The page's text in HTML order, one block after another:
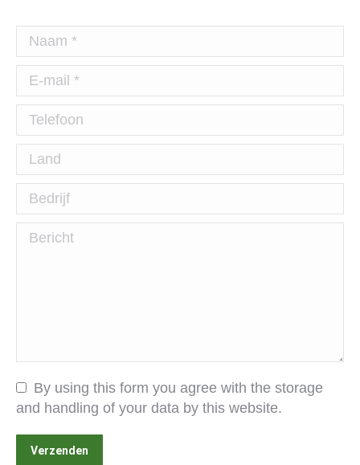
Naam *
E-mail *
Telefoon
Land
Bedrijf
Bericht
By using this form you agree with the storage
and handling of your data by this website.
Verzenden